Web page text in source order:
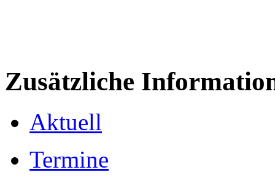
Zusätzliche
Aktuell
Termine